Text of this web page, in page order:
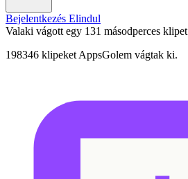
Bejelentkezés Elindul
Valaki vágott egy 131 másodperces klipet
198346 klipeket AppsGolem vágtak ki.